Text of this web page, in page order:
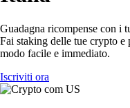
Guadagna ricompense con i
Fai staking delle tue crypto e
modo facile e immediato.
Iscriviti ora